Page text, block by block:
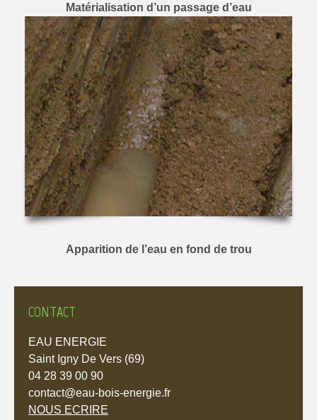
Matérialisation d’un passage d’eau
Apparition de l’eau en fond de trou
CONTACT
EAU ENERGIE
Saint Igny De Vers (69)
04 28 39 00 90
contact@eau-bois-energie.fr
NOUS ECRIRE